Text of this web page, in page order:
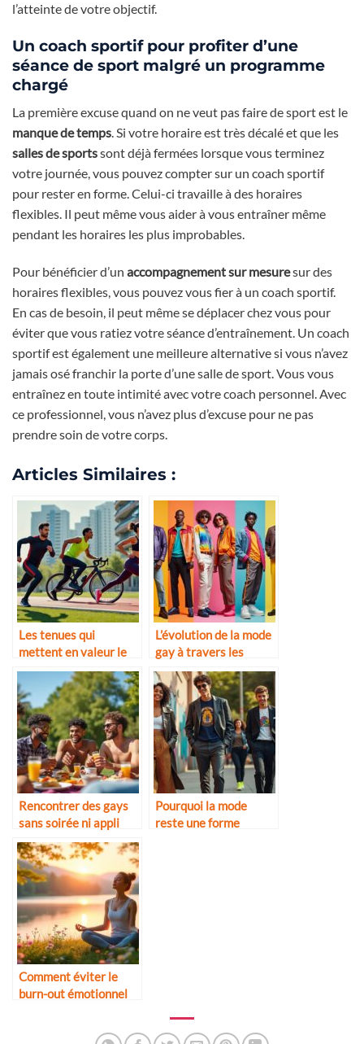
l’atteinte de votre objectif.
Un coach sportif pour profiter d’une
séance de sport malgré un programme
chargé
La première excuse quand on ne veut pas faire de sport est le
manque de temps. Si votre horaire est très décalé et que les
salles de sportssont déjà fermées lorsque vous terminez
votre journée, vous pouvez compter sur un coach sportif
pour rester en forme. Celui-ci travaille à des horaires
flexibles. Il peut même vous aider à vous entraîner même
pendant les horaires les plus improbables.
Pour bénéficier d’un accompagnement sur mesuresur des
horaires flexibles, vous pouvez vous fier à un coach sportif.
En cas de besoin, il peut même se déplacer chez vous pour
éviter que vous ratiez votre séance d’entraînement. Un coach
sportif est également une meilleure alternative si vous n’avez
jamais osé franchir la porte d’une salle de sport. Vous vous
entraînez en toute intimité avec votre coach personnel. Avec
ce professionnel, vous n’avez plus d’excuse pour ne pas
prendre soin de votre corps.
Articles Similaires :
Les tenues qui
mettent en valeur le
corps sportif
L’évolution de la mode
gay à travers les
décennies
Rencontrer des gays
sans soirée ni appli
Pourquoi la mode
reste une forme
Comment éviter le
burn-out émotionnel